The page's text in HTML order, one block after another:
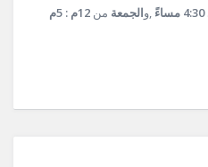
4:30 مساءً ,والجمعة من 12م : 5م